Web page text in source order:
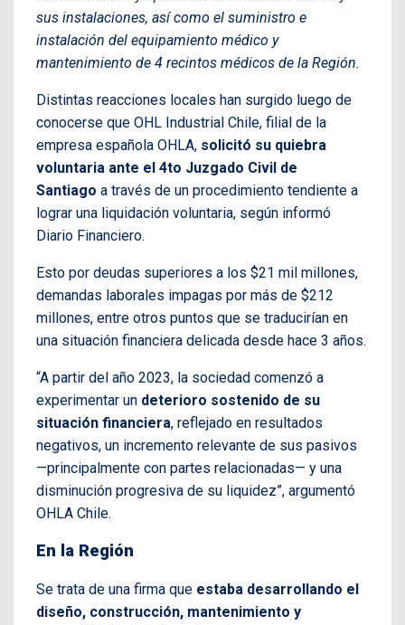
sus instalaciones, así como el suministro e
instalación del equipamiento médico y
mantenimiento de 4 recintos médicos de la Región.
Distintas reacciones locales han surgido luego de
conocerse que OHL Industrial Chile, filial de la
empresa española OHLA, solicitó su quiebra
voluntaria ante el 4to Juzgado Civil de
Santiago a través de un procedimiento tendiente a
lograr una liquidación voluntaria, según informó
Diario Financiero.
Esto por deudas superiores a los $21 mil millones,
demandas laborales impagas por más de $212
millones, entre otros puntos que se traducirían en
una situación financiera delicada desde hace 3 años.
“A partir del año 2023, la sociedad comenzó a
experimentar un deterioro sostenido de su
situación financiera, reflejado en resultados
negativos, un incremento relevante de sus pasivos
—principalmente con partes relacionadas— y una
disminución progresiva de su liquidez”, argumentó
OHLA Chile.
En la Región
Se trata de una firma que estaba desarrollando el
diseño, construcción, mantenimiento y